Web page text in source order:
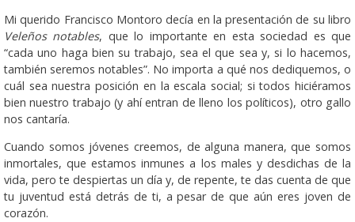
Mi querido Francisco Montoro decía en la presentación de su libro
Veleños notables, que lo importante en esta sociedad es que
“cada uno haga bien su trabajo, sea el que sea y, si lo hacemos,
también seremos notables”. No importa a qué nos dediquemos, o
cuál sea nuestra posición en la escala social; si todos hiciéramos
bien nuestro trabajo (y ahí entran de lleno los políticos), otro gallo
nos cantaría.
Cuando somos jóvenes creemos, de alguna manera, que somos
in­mortales, que estamos inmunes a los males y desdichas de la
vida, pero te despiertas un día y, de repente, te das cuenta de que
tu juventud está detrás de ti, a pesar de que aún eres joven de
corazón.